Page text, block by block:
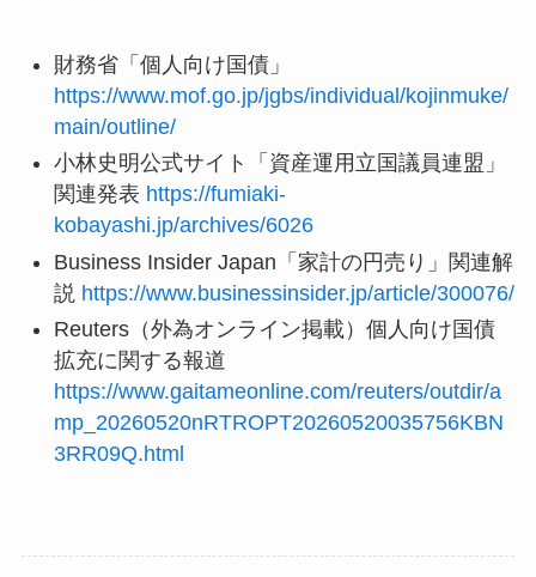
財務省「個人向け国債」
https://www.mof.go.jp/jgbs/individual/kojinmuke/
main/outline/
小林史明公式サイト「資産運用立国議員連盟」
関連発表 https://fumiaki-
kobayashi.jp/archives/6026
Business Insider Japan「家計の円売り」関連解
説 https://www.businessinsider.jp/article/300076/
Reuters（外為オンライン掲載）個人向け国債
拡充に関する報道
https://www.gaitameonline.com/reuters/outdir/a
mp_20260520nRTROPT20260520035756KBN
3RR09Q.html